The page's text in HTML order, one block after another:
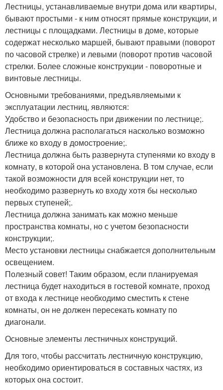
Лестницы, устанавливаемые внутри дома или квартиры,
бывают простыми - к ним относят прямые конструкции, и
лестницы с площадками. Лестницы в доме, которые
содержат несколько маршей, бывают правыми (поворот
по часовой стрелке) и левыми (поворот против часовой
стрелки. Более сложные конструкции - поворотные и
винтовые лестницы.
Основными требованиями, предъявляемыми к
эксплуатации лестниц, являются:
Удобство и безопасность при движении по лестнице;.
Лестница должна располагаться насколько возможно
ближе ко входу в домостроение;.
Лестница должна быть развернута ступенями ко входу в
комнату, в которой она установлена. В том случае, если
такой возможности для всей конструкции нет, то
необходимо развернуть ко входу хотя бы несколько
первых ступеней;.
Лестница должна занимать как можно меньше
пространства комнаты, но с учетом безопасности
конструкции;.
Место установки лестницы снабжается дополнительным
освещением.
Полезный совет! Таким образом, если планируемая
лестница будет находиться в гостевой комнате, проход
от входа к лестнице необходимо сместить к стене
комнаты, он не должен пересекать комнату по
диагонали.
Основные элементы лестничных конструкций.
Для того, чтобы рассчитать лестничную конструкцию,
необходимо ориентироваться в составных частях, из
которых она состоит.